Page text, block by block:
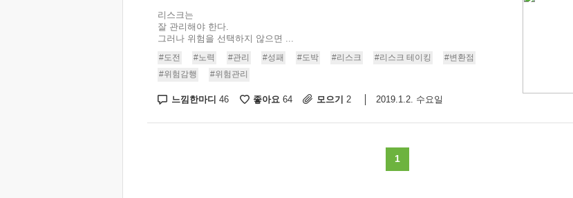
리스크는
잘 관리해야 한다.
그러나 위험을 선택하지 않으면 ...
#도전 #노력 #관리 #성패 #도박 #리스크 #리스크 테이킹
#변환점
#위험감행
#위험관리
느낌한마디 46 좋아요 64 모으기 2 2019.1.2. 수요일
1